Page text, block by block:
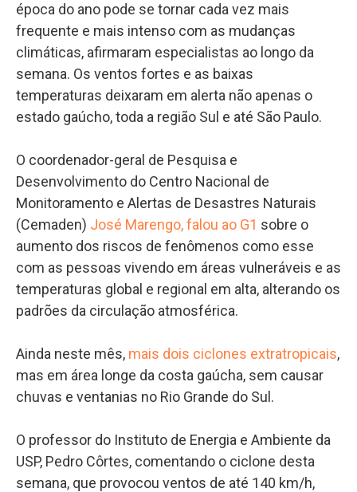
época do ano pode se tornar cada vez mais
frequente e mais intenso com as mudanças
climáticas, afirmaram especialistas ao longo da
semana. Os ventos fortes e as baixas
temperaturas deixaram em alerta não apenas o
estado gaúcho, toda a região Sul e até São Paulo.
O coordenador-geral de Pesquisa e
Desenvolvimento do Centro Nacional de
Monitoramento e Alertas de Desastres Naturais
(Cemaden) José Marengo, falou ao G1 sobre o
aumento dos riscos de fenômenos como esse
com as pessoas vivendo em áreas vulneráveis e as
temperaturas global e regional em alta, alterando os
padrões da circulação atmosférica.
Ainda neste mês, mais dois ciclones extratropicais,
mas em área longe da costa gaúcha, sem causar
chuvas e ventanias no Rio Grande do Sul.
O professor do Instituto de Energia e Ambiente da
USP, Pedro Côrtes, comentando o ciclone desta
semana, que provocou ventos de até 140 km/h,